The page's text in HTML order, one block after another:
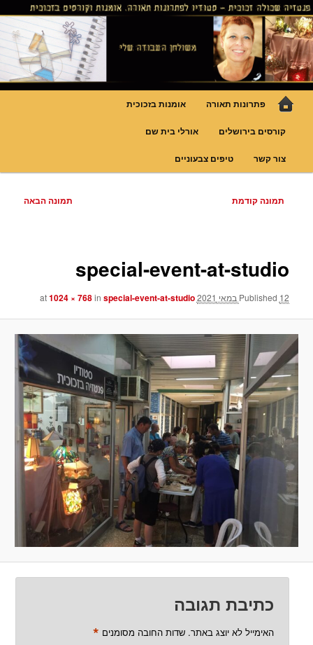
לדלג
לתוכן
פנטזיה – פתרונות תאורה וסטודיו
לויטראז
גופי תאורה אומנותיים בעבודת יד, ויטראזים לחלונות ולמחיצות דקורטיביות, קורסים
בויטראז ובפסיפס
תפריט
פתרונות תאורה אומנות בזכוכית
קורסים בירושלים אורלי בית שם
צור קשר טיפים צבעוניים
ניווט
תמונה קודמת תמונה הבאה
special-event-at-studio
Published 12 במאי 2021 at
1024 × 768in special-event-at-studio
כתיבת תגובה
האימייל לא יוצג באתר. שדות החובה מסומנים *